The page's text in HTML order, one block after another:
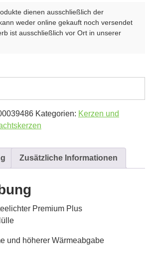
dienen ausschließlich der
weder online gekauft noch versendet
ist ausschließlich vor Ort in unserer
Kategorien: Kerzen und
Zusätzliche Informationen
Premium Plus
und höherer Wärmeabgabe